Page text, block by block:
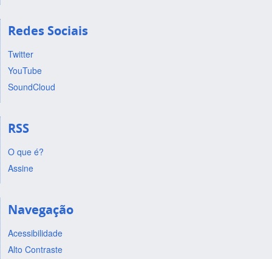
Redes Sociais
Twitter
YouTube
SoundCloud
RSS
O que é?
Assine
Navegação
Acessibilidade
Alto Contraste